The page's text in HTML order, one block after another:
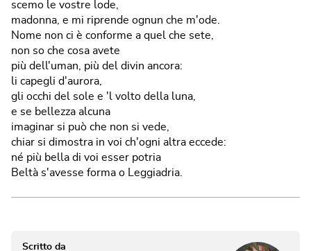
scemo le vostre lode,
madonna, e mi riprende ognun che m'ode.
Nome non ci è conforme a quel che sete,
non so che cosa avete
più dell'uman, più del divin ancora:
li capegli d'aurora,
gli occhi del sole e 'l volto della luna,
e se bellezza alcuna
imaginar si può che non si vede,
chiar si dimostra in voi ch'ogni altra eccede:
né più bella di voi esser potria
Beltà s'avesse forma o Leggiadria.
Scritto da